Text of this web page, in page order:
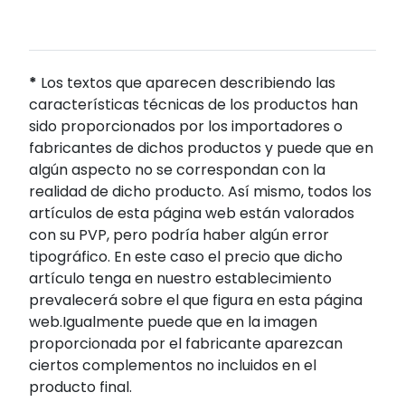
* Los textos que aparecen describiendo las
características técnicas de los productos han
sido proporcionados por los importadores o
fabricantes de dichos productos y puede que en
algún aspecto no se correspondan con la
realidad de dicho producto. Así mismo, todos los
artículos de esta página web están valorados
con su PVP, pero podría haber algún error
tipográfico. En este caso el precio que dicho
artículo tenga en nuestro establecimiento
prevalecerá sobre el que figura en esta página
web.Igualmente puede que en la imagen
proporcionada por el fabricante aparezcan
ciertos complementos no incluidos en el
producto final.